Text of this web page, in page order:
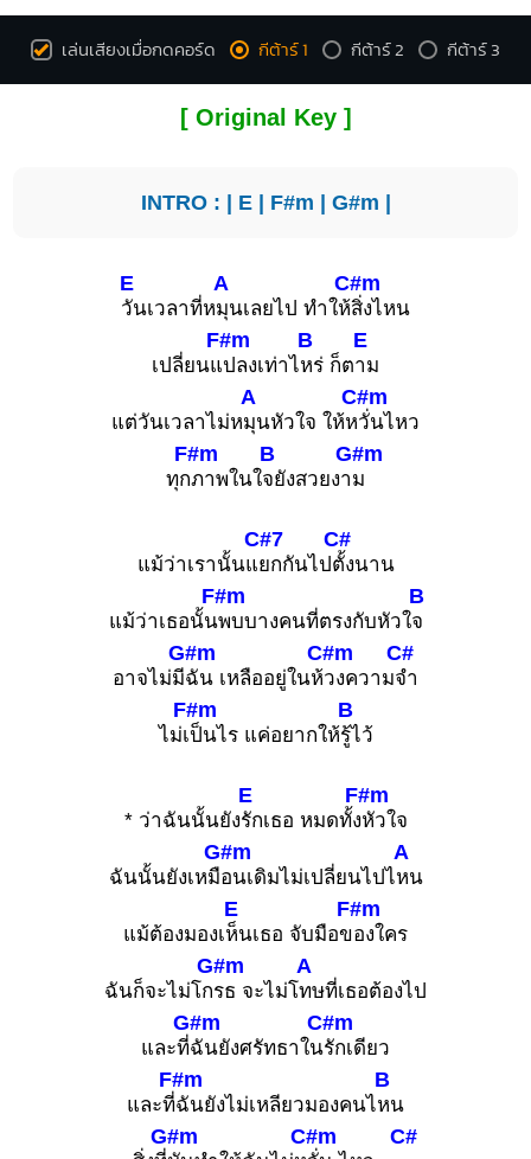
เล่นเสียงเมื่อกดคอร์ด กีต้าร์ 1 กีต้าร์ 2 กีต้าร์ 3
[ Original Key ]
INTRO : | E| F#m | G#m |
E
วันเวลาที่ห
A
มุนเลยไป ทำให้
C#m
สิ่งไหน
เปลี่ยนแ
F#m
ปลงเท่าไ
B
หร่ ก็ต
E
าม
แต่วันเวลาไม่ห
A
มุนหัวใจ ให้ห
C#m
วั่นไหว
ทุก
F#m
ภาพในใ
B
จยังสวยงา
G#m
ม
แม้ว่าเรานั้นแ
C#7
ยกกันไป
C#
ตั้งนาน
แม้ว่าเธอนั้น
F#m
พบบางคนที่ตรงกับหัวใ
B
จ
อาจไม่มี
G#m
ฉัน เหลืออยู่ในห้
C#m
วงความ
C#
จำ
ไม่เ
F#m
ป็นไร แค่อยากให้
B
รู้ไว้
* ว่าฉันนั้นยัง
E
รักเธอ หมดทั้ง
F#m
หัวใจ
ฉันนั้นยังเหมื
G#m
อนเดิมไม่เปลี่ยนไปไ
A
หน
แม้ต้องมองเ
E
ห็นเธอ จับมือข
F#m
องใคร
ฉันก็จะไม่โก
G#m
รธ จะไม่โ
A
ทษที่เธอต้องไป
และที่
G#m
ฉันยังศรัทธาใน
C#m
รักเดียว
และที่
F#m
ฉันยังไม่เหลียวมองคนไ
B
หน
G#m C#m C#